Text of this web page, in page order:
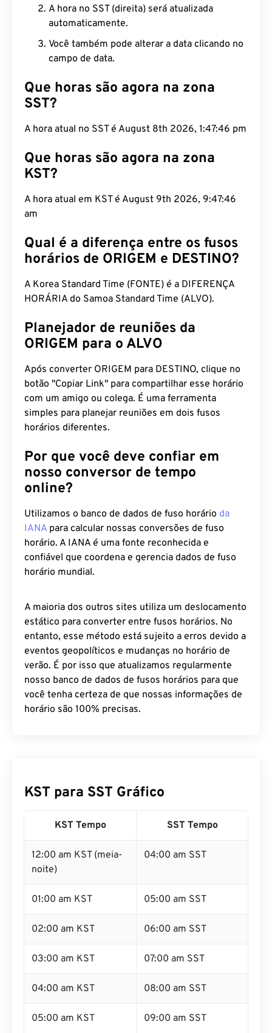
A hora no SST (direita) será atualizada
automaticamente.
Você também pode alterar a data clicando no
campo de data.
Que horas são agora na zona
SST?
A hora atual no SST é August 8th 2026, 1:47:47 pm
Que horas são agora na zona
KST?
A hora atual em KST é August 9th 2026, 9:47:47
am
Qual é a diferença entre os fusos
horários de ORIGEM e DESTINO?
A Korea Standard Time (FONTE) é a DIFERENÇA
HORÁRIA do Samoa Standard Time (ALVO).
Planejador de reuniões da
ORIGEM para o ALVO
Após converter ORIGEM para DESTINO, clique no
botão "Copiar Link" para compartilhar esse horário
com um amigo ou colega. É uma ferramenta
simples para planejar reuniões em dois fusos
horários diferentes.
Por que você deve confiar em
nosso conversor de tempo
online?
Utilizamos o banco de dados de fuso horário da
IANA para calcular nossas conversões de fuso
horário. A IANA é uma fonte reconhecida e
confiável que coordena e gerencia dados de fuso
horário mundial.
A maioria dos outros sites utiliza um deslocamento
estático para converter entre fusos horários. No
entanto, esse método está sujeito a erros devido a
eventos geopolíticos e mudanças no horário de
verão. É por isso que atualizamos regularmente
nosso banco de dados de fusos horários para que
você tenha certeza de que nossas informações de
horário são 100% precisas.
KST para SST Gráfico
KST Tempo SST Tempo
12:00 am KST (meia-
noite)
04:00 am SST
01:00 am KST 05:00 am SST
02:00 am KST 06:00 am SST
03:00 am KST 07:00 am SST
04:00 am KST 08:00 am SST
05:00 am KST 09:00 am SST